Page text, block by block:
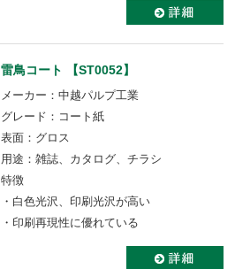
雷鳥コート 【ST0052】
メーカー：中越パルプ工業
グレード：コート紙
表面：グロス
用途：雑誌、カタログ、チラシ
特徴
・白色光沢、印刷光沢が高い
・印刷再現性に優れている